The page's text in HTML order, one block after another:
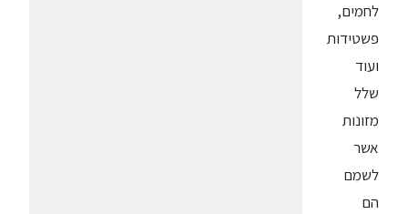
לחמים,
פשטידות
ועוד
שלל
מזונות
אשר
לשמם
הם